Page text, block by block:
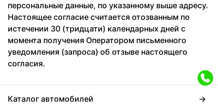
персональные данные, по указанному выше адресу.
Настоящее согласие считается отозванным по
истечении 30 (тридцати) календарных дней с
момента получения Оператором письменного
уведомления (запроса) об отзыве настоящего
согласия.
Каталог автомобилей